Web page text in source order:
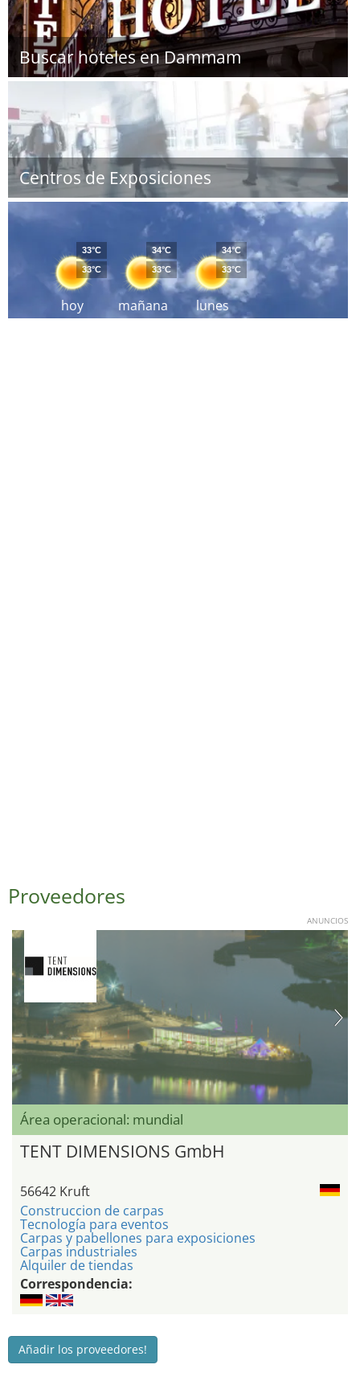
Buscar hoteles en Dammam
Centros de Exposiciones
hoy
33°C
33°C
mañana
34°C
33°C
lunes
34°C
33°C
Proveedores
ANUNCIOS
Área operacional: mundial
TENT DIMENSIONS GmbH
56642 Kruft
Construccion de carpas
Tecnología para eventos
Carpas y pabellones para exposiciones
Carpas industriales
Alquiler de tiendas
Correspondencia:
Añadir los proveedores!